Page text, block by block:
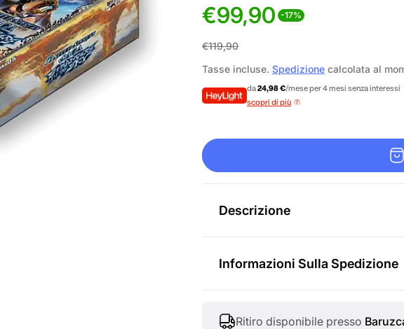
P
r
e
z
o
€99,90 -17%
P
r
e
z
o
€119,90
Tasse incluse. Spedizione calcolata al
da24,98 €/mese per 4 mesi senza interessi
scopri di più
Descrizione
Informazioni Sulla Spedizione
Ritiro disponibile presso